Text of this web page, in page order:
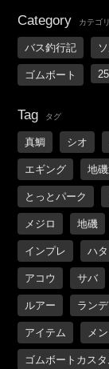
Category カテゴリ
バス釣行記
ゴムボート
Tag タグ
真鯛 シオ
エギング 地
とっとパーク
メジロ 地磯
インプレ ハタ
アコウ サバ
ルアー ラン
アイテム メ
ゴムボートカスタ